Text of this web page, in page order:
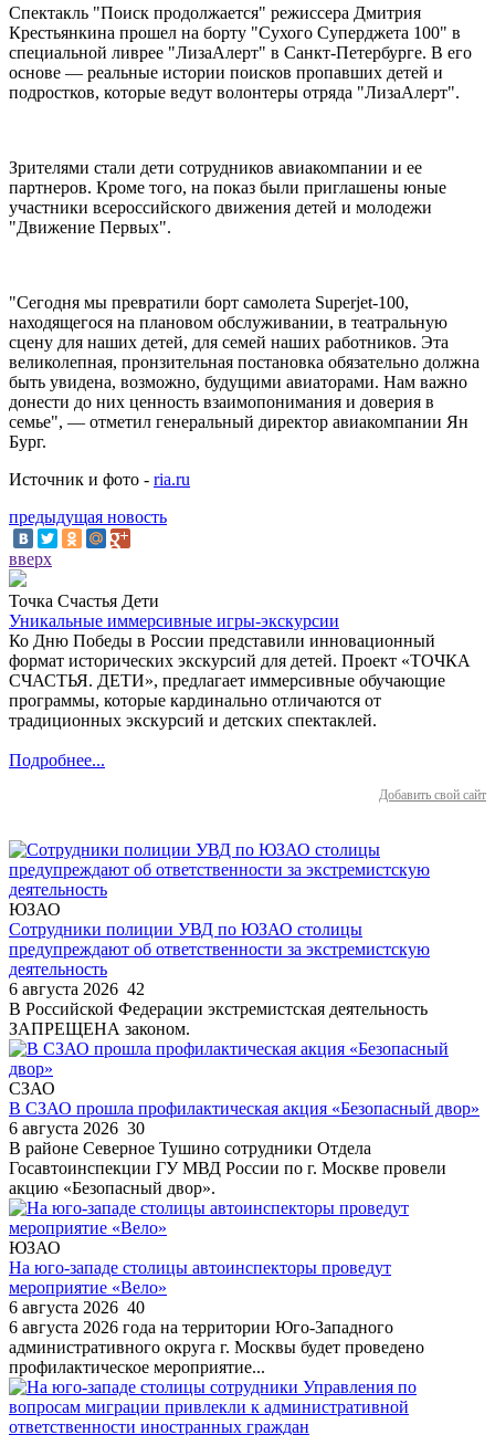
Спектакль "Поиск продолжается" режиссера Дмитрия
Крестьянкина прошел на борту "Сухого Суперджета 100" в
специальной ливрее "ЛизаАлерт" в Санкт-Петербурге. В его
основе — реальные истории поисков пропавших детей и
подростков, которые ведут волонтеры отряда "ЛизаАлерт".
Зрителями стали дети сотрудников авиакомпании и ее
партнеров. Кроме того, на показ были приглашены юные
участники всероссийского движения детей и молодежи
"Движение Первых".
"Сегодня мы превратили борт самолета Superjet-100,
находящегося на плановом обслуживании, в театральную
сцену для наших детей, для семей наших работников. Эта
великолепная, пронзительная постановка обязательно должна
быть увидена, возможно, будущими авиаторами. Нам важно
донести до них ценность взаимопонимания и доверия в
семье", — отметил генеральный директор авиакомпании Ян
Бург.
Источник и фото - ria.ru
предыдущая новость
вверх
Точка Счастья Дети
Уникальные иммерсивные игры-экскурсии
Ко Дню Победы в России представили инновационный
формат исторических экскурсий для детей. Проект «ТОЧКА
СЧАСТЬЯ. ДЕТИ», предлагает иммерсивные обучающие
программы, которые кардинально отличаются от
традиционных экскурсий и детских спектаклей.
Подробнее...
Добавить свой сайт
ЮЗАО
Сотрудники полиции УВД по ЮЗАО столицы
предупреждают об ответственности за экстремистскую
деятельность
6 августа 2026 42
В Российской Федерации экстремистская деятельность
ЗАПРЕЩЕНА законом.
СЗАО
В СЗАО прошла профилактическая акция «Безопасный двор»
6 августа 2026 30
В районе Северное Тушино сотрудники Отдела
Госавтоинспекции ГУ МВД России по г. Москве провели
акцию «Безопасный двор».
ЮЗАО
На юго-западе столицы автоинспекторы проведут
мероприятие «Вело»
6 августа 2026 40
6 августа 2026 года на территории Юго-Западного
административного округа г. Москвы будет проведено
профилактическое мероприятие...